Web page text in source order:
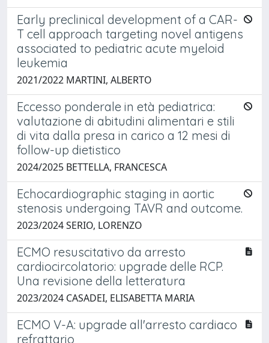
Early preclinical development of a CAR-
T cell approach targeting novel antigens
associated to pediatric acute myeloid
leukemia
2021/2022 MARTINI, ALBERTO
Eccesso ponderale in età pediatrica:
valutazione di abitudini alimentari e stili
di vita dalla presa in carico a 12 mesi di
follow-up dietistico
2024/2025 BETTELLA, FRANCESCA
Echocardiographic staging in aortic
stenosis undergoing TAVR and outcome.
2023/2024 SERIO, LORENZO
ECMO resuscitativo da arresto
cardiocircolatorio: upgrade delle RCP.
Una revisione della letteratura
2023/2024 CASADEI, ELISABETTA MARIA
ECMO V-A: upgrade all'arresto cardiaco
refrattario